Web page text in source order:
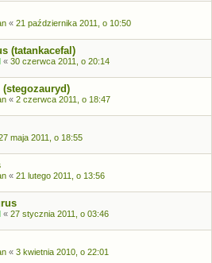
« 21 października 2011, o 10:50
(tatankacefal)
« 30 czerwca 2011, o 20:14
« 2 czerwca 2011, o 18:47
maja 2011, o 18:55
« 21 lutego 2011, o 13:56
« 27 stycznia 2011, o 03:46
« 3 kwietnia 2010, o 22:01